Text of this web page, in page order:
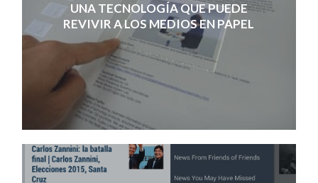
UNA TECNOLOGÍA QUE PUEDE
REVIVIR A LOS MEDIOS EN PAPEL